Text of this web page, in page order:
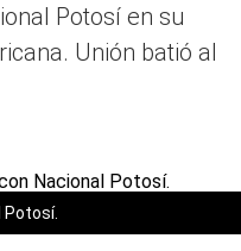
Potosí en su
Unión batió al
Potosí.